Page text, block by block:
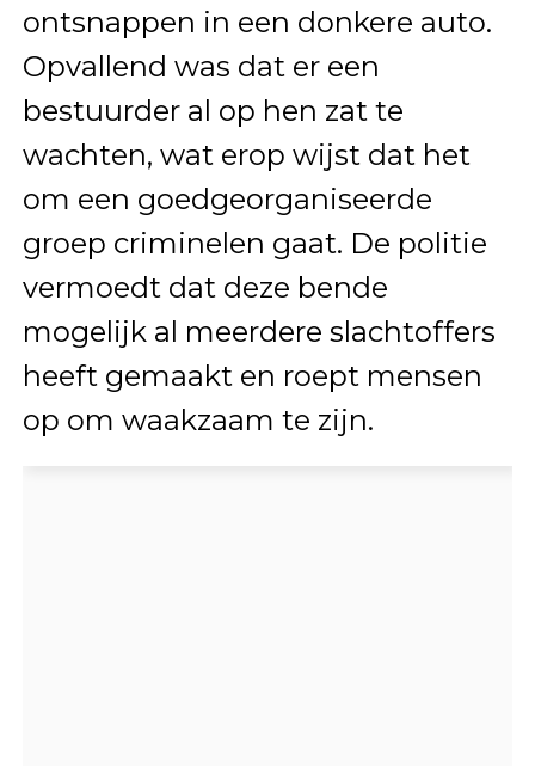
ontsnappen in een donkere auto.
Opvallend was dat er een
bestuurder al op hen zat te
wachten, wat erop wijst dat het
om een goedgeorganiseerde
groep criminelen gaat. De politie
vermoedt dat deze bende
mogelijk al meerdere slachtoffers
heeft gemaakt en roept mensen
op om waakzaam te zijn.